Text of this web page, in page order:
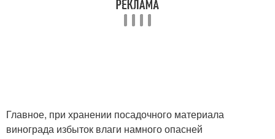
Главное, при хранении посадочного материала
винограда избыток влаги намного опасней